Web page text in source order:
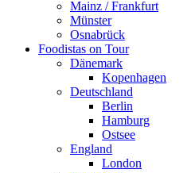
Mainz / Frankfurt
Münster
Osnabrück
Foodistas on Tour
Dänemark
Kopenhagen
Deutschland
Berlin
Hamburg
Ostsee
England
London